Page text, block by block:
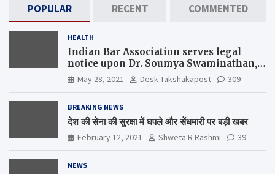
POPULAR RECENT COMMENTED
HEALTH
Indian Bar Association serves legal
notice upon Dr. Soumya Swaminathan,
the Chief Scientist, WHO
May 28, 2021 Desk Takshakapost 309
BREAKING NEWS
देश की सेना की सुरक्षा में घपले और सेंधमारी पर बड़ी खबर
February 12, 2021 Shweta R Rashmi 39
NEWS